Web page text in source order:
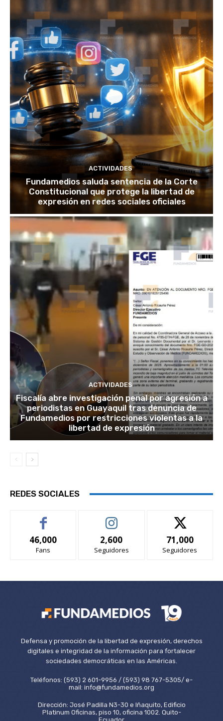
ACTIVIDADES
Fundamedios saluda sentencia de la Corte
Constitucional que protege la libertad de
expresión en redes sociales oficiales
ACTIVIDADES
Fiscalía abre investigación penal por agresión a
periodistas en Guayaquil tras denuncia de
Fundamedios por restricciones violentas a la
libertad de expresión
REDES SOCIALES
46,000
Fans
2,600
Seguidores
71,000
Seguidores
Defensa y promoción de la libertad de expresión, derechos
digitales e integridad de la información para fortalecer
sociedades democráticas en las Américas.
Teléfonos: (593) 2 601-9956 / (593) 98 767-5305/ e-
mail: info@fundamedios.org
Dirección: José Padilla N3-30 e Iñaquito, Edificio
Platinum Oficinas, piso 10, oficina 1002. Quito-